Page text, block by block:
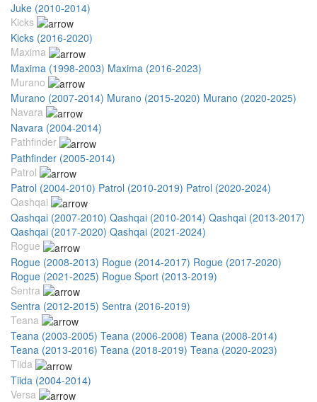
Juke (2010-2014)
Kicks
Kicks (2016-2020)
Maxima
Maxima (1998-2003) Maxima (2016-2023)
Murano
Murano (2007-2014) Murano (2015-2020) Murano (2020-2025)
Navara
Navara (2004-2014)
Pathfinder
Pathfinder (2005-2014)
Patrol
Patrol (2004-2010) Patrol (2010-2019) Patrol (2020-2024)
Qashqai
Qashqai (2007-2010) Qashqai (2010-2014) Qashqai (2013-2017)
Qashqai (2017-2020) Qashqai (2021-2024)
Rogue
Rogue (2008-2013) Rogue (2014-2017) Rogue (2017-2020)
Rogue (2021-2025) Rogue Sport (2013-2019)
Sentra
Sentra (2012-2015) Sentra (2016-2019)
Teana
Teana (2003-2005) Teana (2006-2008) Teana (2008-2014)
Teana (2013-2016) Teana (2018-2019) Teana (2020-2023)
Tiida
Tiida (2004-2014)
Versa